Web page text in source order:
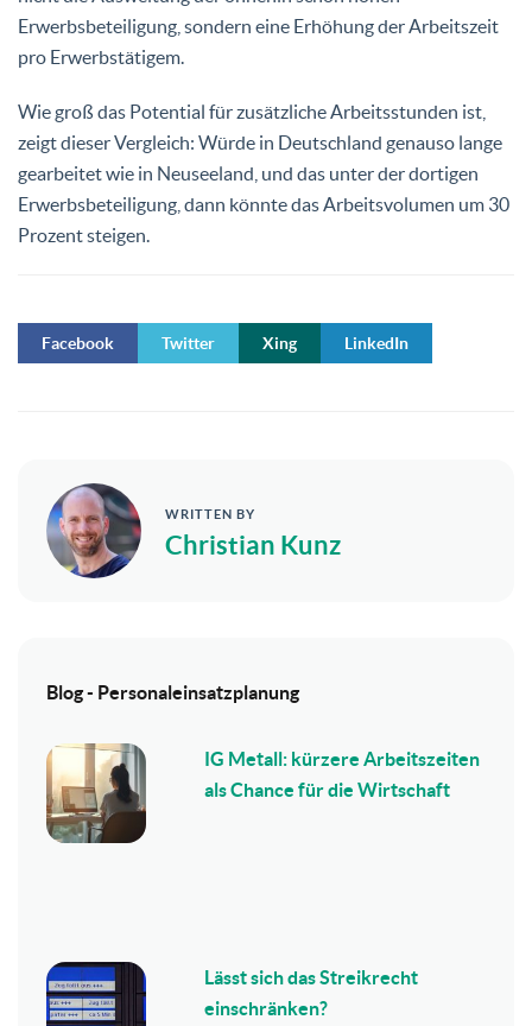
Erwerbsbeteiligung, sondern eine Erhöhung der Arbeitszeit
pro Erwerbstätigem.
Wie groß das Potential für zusätzliche Arbeitsstunden ist,
zeigt dieser Vergleich: Würde in Deutschland genauso lange
gearbeitet wie in Neuseeland, und das unter der dortigen
Erwerbsbeteiligung, dann könnte das Arbeitsvolumen um 30
Prozent steigen.
Facebook Twitter Xing LinkedIn
WRITTEN BY
Christian Kunz
Blog - Personaleinsatzplanung
IG Metall: kürzere Arbeitszeiten
als Chance für die Wirtschaft
Lässt sich das Streikrecht
einschränken?